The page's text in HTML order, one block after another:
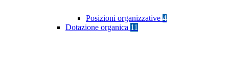
Posizioni organizzative 4
Dotazione organica 11